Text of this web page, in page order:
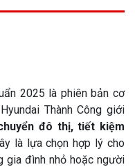
2025 là phiên bản cơ
Thành Công giới
đô thị, tiết kiệm
là lựa chọn hợp lý cho
gia đình nhỏ hoặc người